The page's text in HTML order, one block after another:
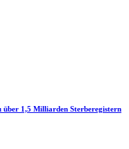
1,5 Milliarden Sterberegistern